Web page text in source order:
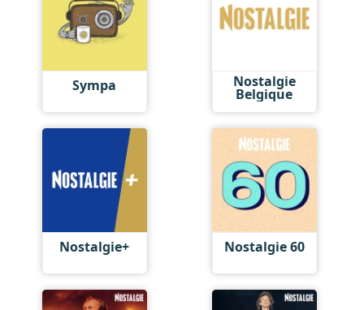
Sympa Nostalgie
Belgique
Nostalgie+ Nostalgie 60